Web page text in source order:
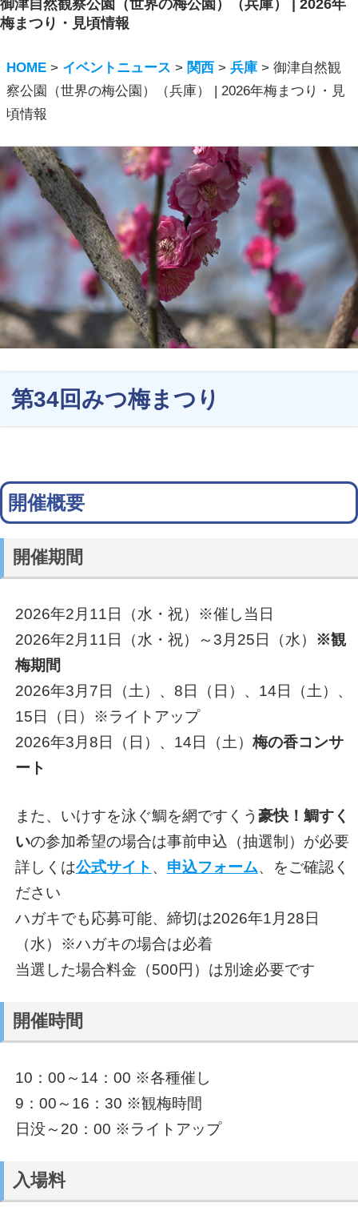
御津自然観察公園（世界の梅公園）（兵庫） | 2026年
梅まつり・見頃情報
HOME > イベントニュース > 関西 >兵庫 >御津自然観
察公園（世界の梅公園）（兵庫） | 2026年梅まつり・見
頃情報
第34回みつ梅まつり
開催概要
開催期間
2026年2月11日（水・祝）
※催し当日
2026年2月11日（水・祝）～3月25日（水）
※観
梅期間
2026年3月7日（土）、8日（日）、14日（土）、
15日（日）
※ライトアップ
2026年3月8日（日）、14日（土） 梅の香コンサ
ート
また、いけすを泳ぐ鯛を網ですくう 豪快！鯛すく
いの参加希望の場合は事前申込（抽選制）が必要
詳しくは公式サイト 、 申込フォーム、をご確認く
ださい
ハガキでも応募可能、締切は2026年1月28日
（水）※ハガキの場合は必着
当選した場合料金（500円）は別途必要です
開催時間
10：00～14：00 ※各種催し
9：00～16：30 ※観梅時間
日没～20：00 ※ライトアップ
入場料